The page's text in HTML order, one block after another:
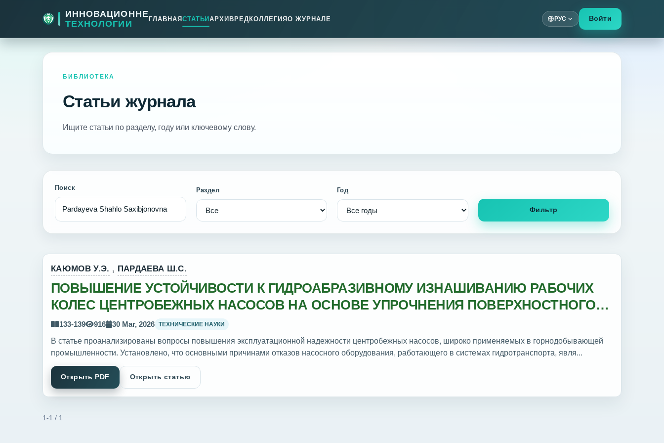
ИННОВАЦИОННЕ
ТЕХНОЛОГИИ
ГЛАВНАЯ СТАТЬИАРХИВ РЕДКОЛЛЕГИЯО ЖУРНАЛЕ РУС Войти
БИБЛИОТЕКА
Статьи журнала
Ищите статьи по разделу, году или ключевому слову.
Поиск Раздел Год
Фильтр
КАЮМОВ У.Э. , ПАРДАЕВА Ш.С.
ПОВЫШЕНИЕ УСТОЙЧИВОСТИ К ГИДРОАБРАЗИВНОМУ ИЗНАШИВАНИЮ РАБОЧИХ
КОЛЕС ЦЕНТРОБЕЖНЫХ НАСОСОВ НА ОСНОВЕ УПРОЧНЕНИЯ ПОВЕРХНОСТНОГО
СЛОЯ ФУНКЦИОНАЛЬНЫМИ ПОКРЫТИЯМИ
133-139 916 30 Mar, 2026 ТЕХНИЧЕСКИЕ НАУКИ
В статье проанализированы вопросы повышения эксплуатационной надежности центробежных насосов, широко применяемых в горнодобывающей
промышленности. Установлено, что основными причинами отказов насосного оборудования, работающего в системах гидротранспорта, явля...
Открыть PDF Открыть статью
1-1 / 1